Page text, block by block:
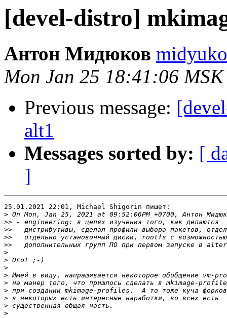
[devel-distro]
Антон Мидюков
Mon Jan 25 18:41:06
Previous message:
alt1
Messages sorted by: [
]
25.01.2021 22:01, Michael Shigorin пишет:
>
>>
>>
>>
>>
>
>
>
>
>
>
>
>
>